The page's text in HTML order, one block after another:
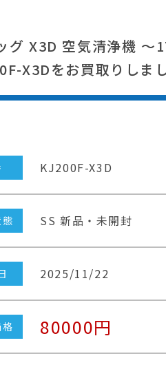
グ X3D 空気清浄機 ～
X3Dをお買取りしまし
KJ200F-X3D
SS 新品・未開封
2025/11/22
80000円